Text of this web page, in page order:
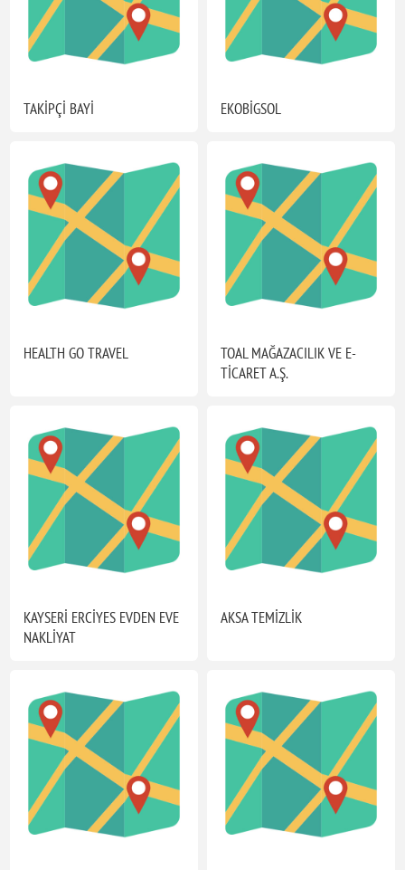
TAKİPÇİ BAYİ EKOBİGSOL
HEALTH GO TRAVEL
TOAL MAĞAZACILIK VE E-
TİCARET A.Ş.
KAYSERİ ERCİYES EVDEN EVE
NAKLİYAT
AKSA TEMİZLİK